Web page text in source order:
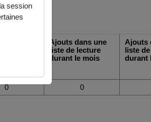
Ajouts dans une
liste de lecture
durant le mois
Ajouts
liste
durant
0 0
session